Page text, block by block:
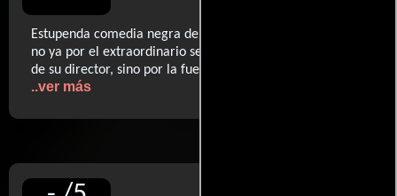
Estupenda comedia negra de acción (...) notabilísimo cine
no ya por el extraordinario sentido de la puesta en escena
de su director, sino por la fuerza (...) de sus personajes.
..ver más